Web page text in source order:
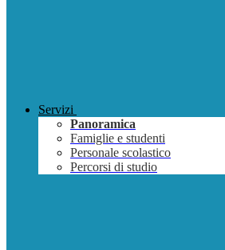
Servizi
Panoramica
Famiglie e studenti
Personale scolastico
Percorsi di studio